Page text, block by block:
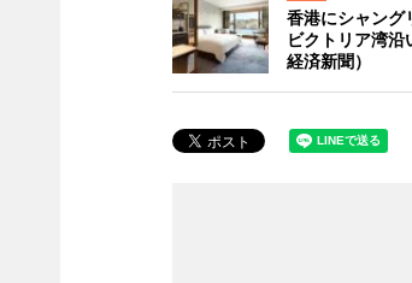
香港にシャング
ビクトリア湾
経済新聞）